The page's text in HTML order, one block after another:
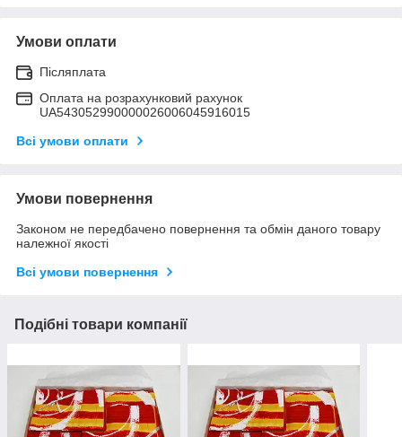
Умови оплати
Післяплата
Оплата на розрахунковий рахунок
UA543052990000026006045916015
Всі умови оплати
Умови повернення
Законом не передбачено повернення та обмін даного товару
належної якості
Всі умови повернення
Подібні товари компанії